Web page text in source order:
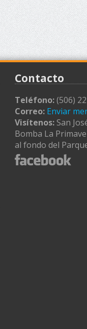
Contacto
Teléfono:(506)
Correo: Enviar
Visítenos: San
Bomba La
al fondo del